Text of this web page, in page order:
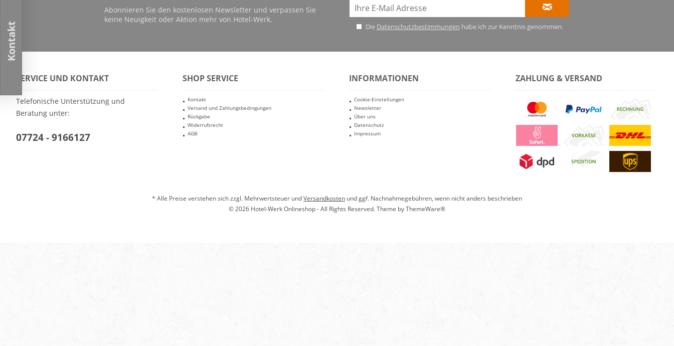
Abonnieren Sie den kostenlosen Newsletter und verpassen Sie
keine Neuigkeit oder Aktion mehr von Hotel-Werk.
Die Datenschutzbestimmungen habe ich zur Kenntnis genommen.
SERVICE UND KONTAKT
Telefonische Unterstützung und
Beratung unter:
07724 - 9166127
SHOP SERVICE
Kontakt
Versand und Zahlungsbedingungen
Rückgabe
Widerrufsrecht
AGB
INFORMATIONEN
Cookie-Einstellungen
Newsletter
Über uns
Datenschutz
Impressum
ZAHLUNG & VERSAND
* Alle Preise verstehen sich zzgl. Mehrwertsteuer undVersandkosten und ggf. Nachnahmegebühren, wenn nicht anders beschrieben
© 2026 Hotel-Werk Onlineshop - All Rights Reserved. Theme byThemeWare®
Kontakt